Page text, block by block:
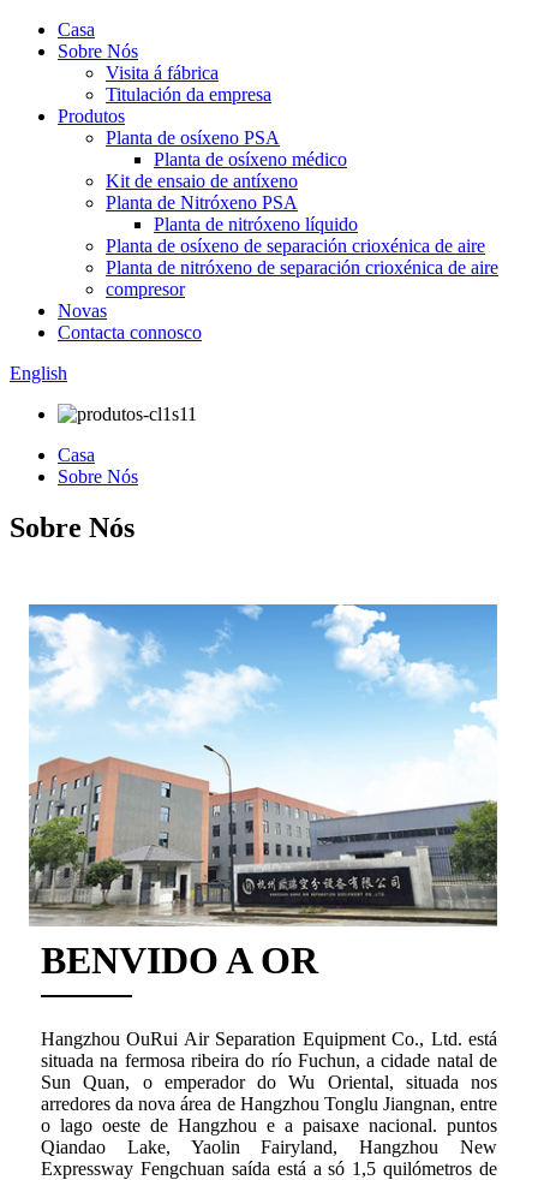
Casa
Sobre Nós
Visita á fábrica
Titulación da empresa
Produtos
Planta de osíxeno PSA
Planta de osíxeno médico
Kit de ensaio de antíxeno
Planta de Nitróxeno PSA
Planta de nitróxeno líquido
Planta de osíxeno de separación crioxénica de aire
Planta de nitróxeno de separación crioxénica de aire
compresor
Novas
Contacta connosco
English
Casa
Sobre Nós
Sobre Nós
BENVIDO A OR
Hangzhou OuRui Air Separation Equipment Co., Ltd. está
situada na fermosa ribeira do río Fuchun, a cidade natal de
Sun Quan, o emperador do Wu Oriental, situada nos
arredores da nova área de Hangzhou Tonglu Jiangnan, entre
o lago oeste de Hangzhou e a paisaxe nacional. puntos
Qiandao Lake, Yaolin Fairyland, Hangzhou New
Expressway Fengchuan saída está a só 1,5 quilómetros de